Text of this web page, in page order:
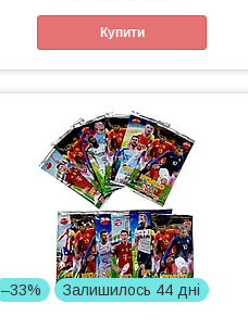
Купити
–33% Залишилось 44 дні